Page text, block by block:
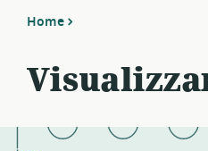
Home